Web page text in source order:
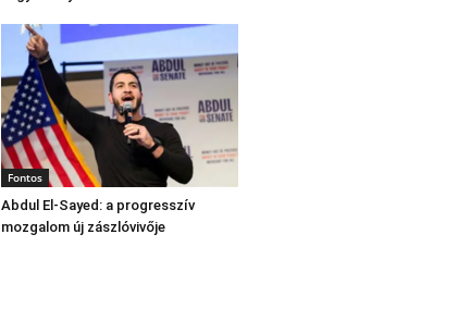
Fontos
Abdul El‑Sayed: a progresszív
mozgalom új zászlóvivője